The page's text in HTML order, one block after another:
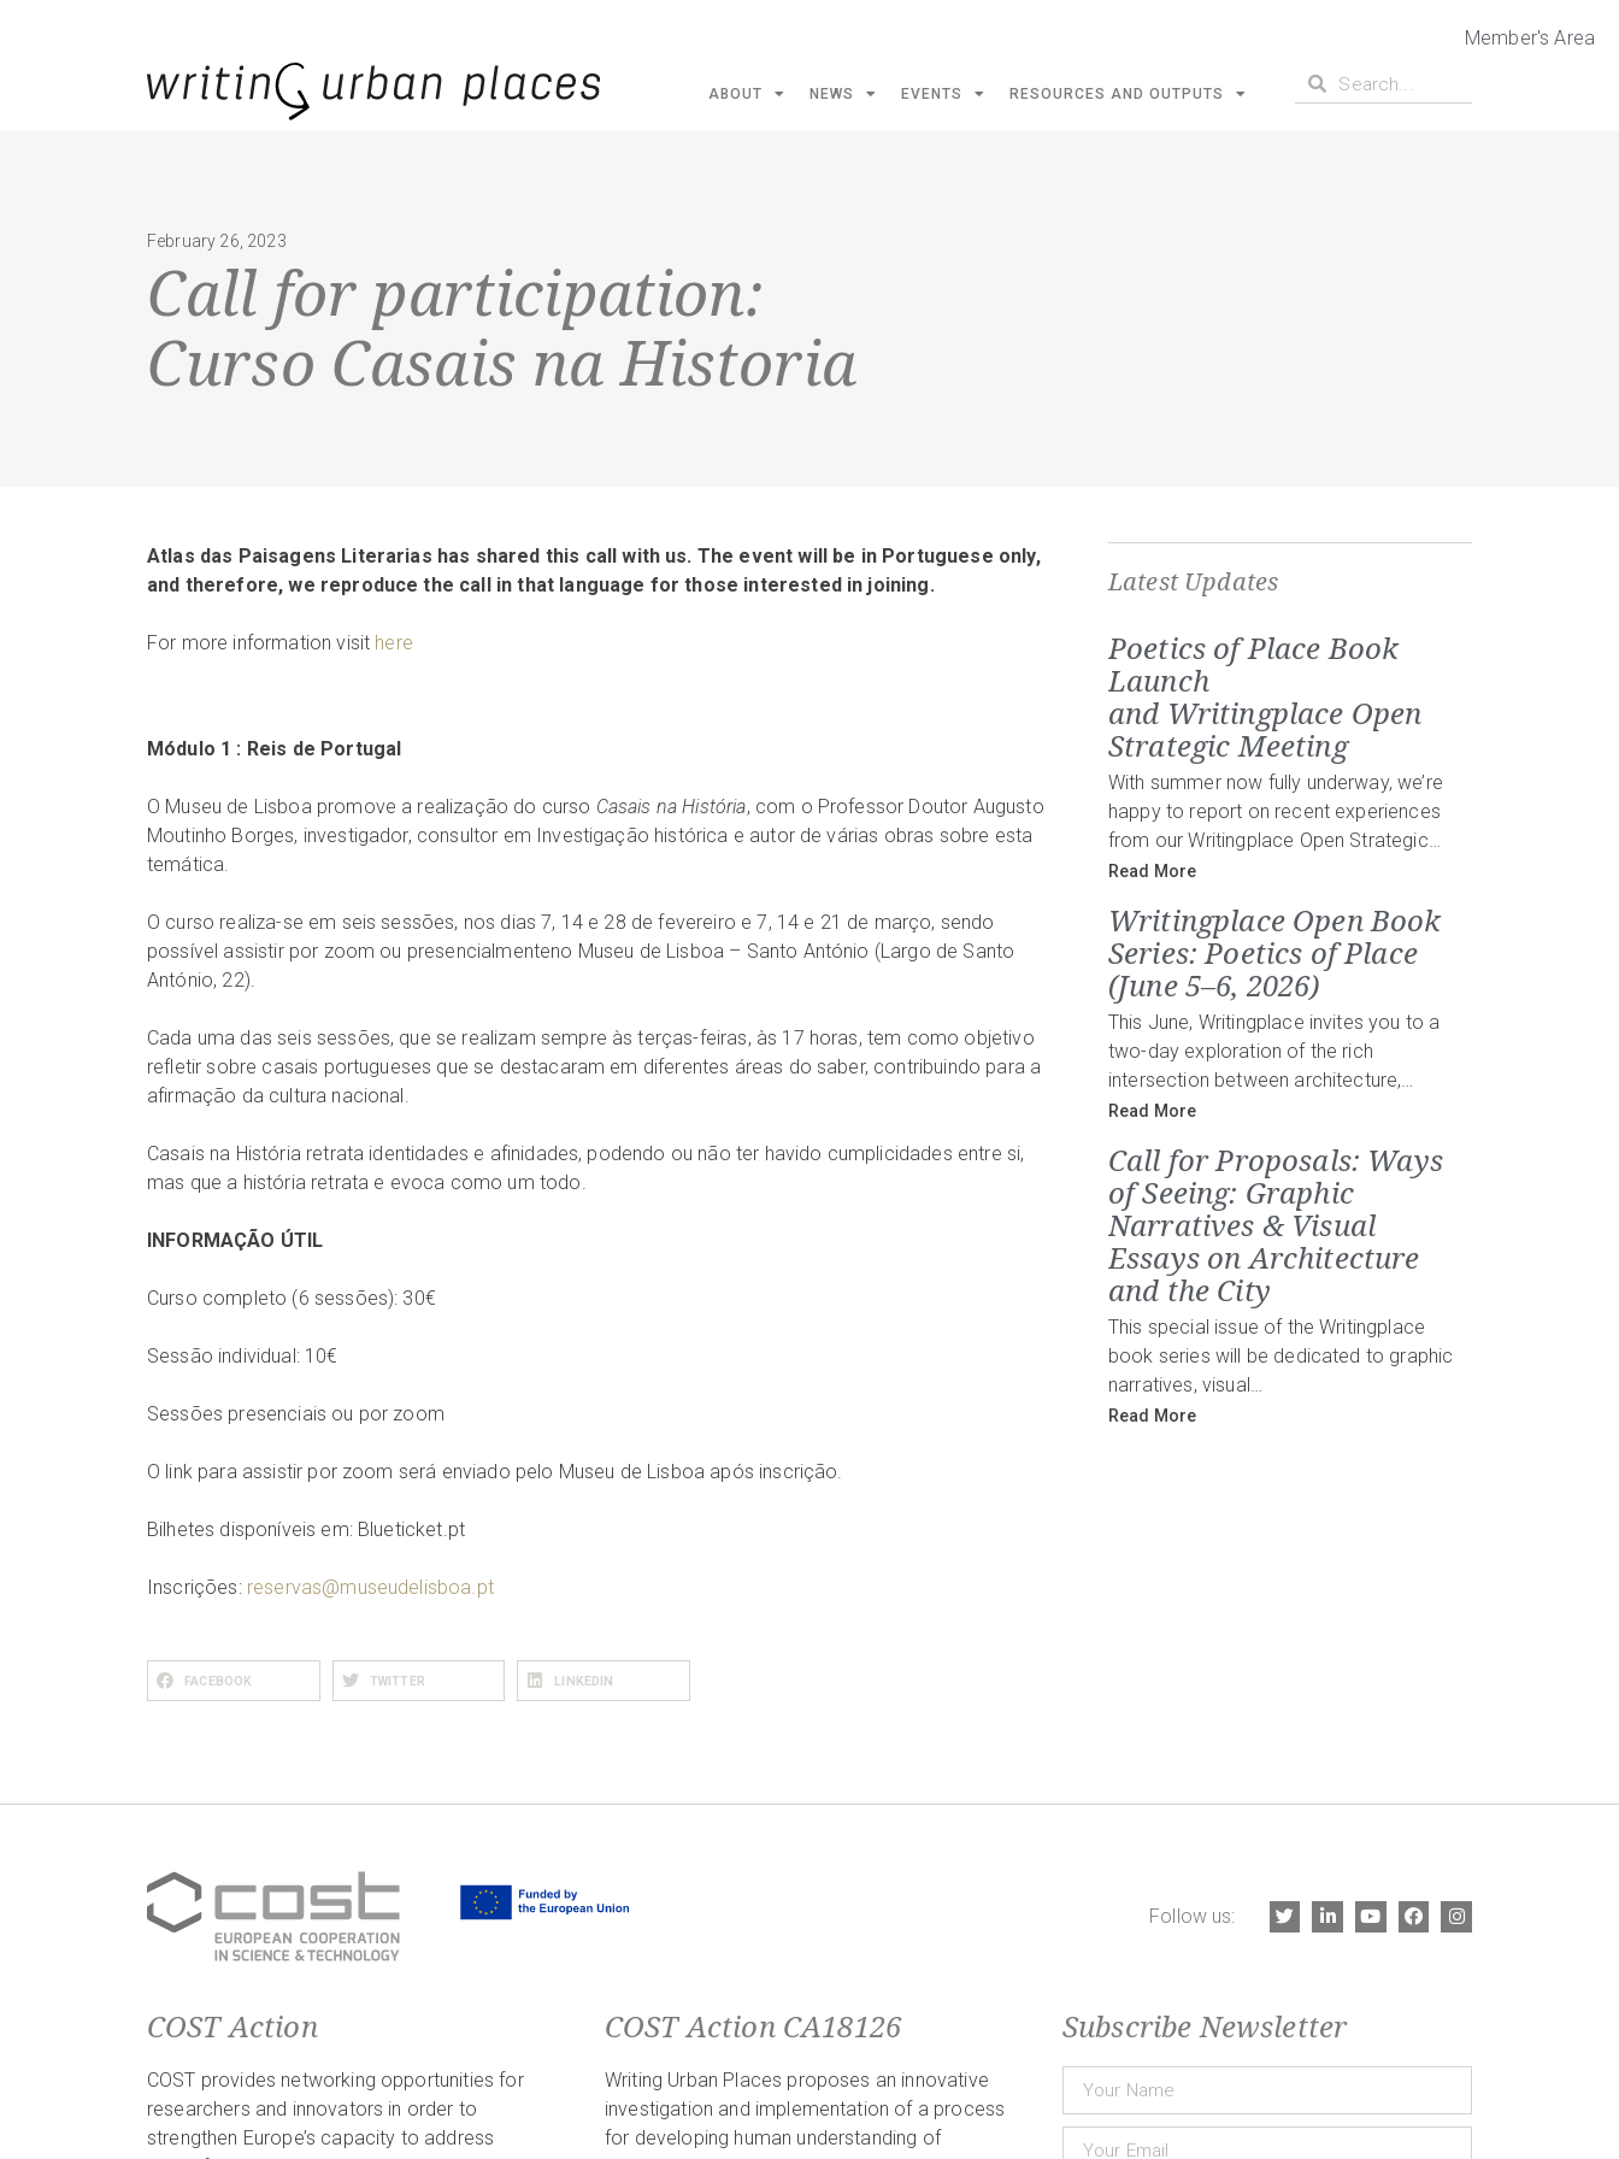
Member's Area
ABOUT NEWS EVENTS RESOURCES AND OUTPUTS
February 26, 2023
Call for participation:
Curso Casais na Historia
Atlas das Paisagens Literarias has shared this call with us. The event will be in Portuguese only,
and therefore, we reproduce the call in that language for those interested in joining.
For more information visit here
Módulo 1 : Reis de Portugal
O Museu de Lisboa promove a realização do curso Casais na História, com o Professor Doutor Augusto
Moutinho Borges, investigador, consultor em Investigação histórica e autor de várias obras sobre esta
temática.
O curso realiza-se em seis sessões, nos dias 7, 14 e 28 de fevereiro e 7, 14 e 21 de março, sendo
possível assistir por zoom ou presencialmenteno Museu de Lisboa – Santo António (Largo de Santo
António, 22).
Cada uma das seis sessões, que se realizam sempre às terças-feiras, às 17 horas, tem como objetivo
refletir sobre casais portugueses que se destacaram em diferentes áreas do saber, contribuindo para a
afirmação da cultura nacional.
Casais na História retrata identidades e afinidades, podendo ou não ter havido cumplicidades entre si,
mas que a história retrata e evoca como um todo.
INFORMAÇÃO ÚTIL
Curso completo (6 sessões): 30€
Sessão individual: 10€
Sessões presenciais ou por zoom
O link para assistir por zoom será enviado pelo Museu de Lisboa após inscrição.
Bilhetes disponíveis em: Blueticket.pt
Inscrições: reservas@museudelisboa.pt
FACEBOOK TWITTER LINKEDIN
Latest Updates
Poetics of Place Book
Launch
and Writingplace Open
Strategic Meeting
With summer now fully underway, we’re
happy to report on recent experiences
from our Writingplace Open Strategic…
Read More
Writingplace Open Book
Series: Poetics of Place
(June 5–6, 2026)
This June, Writingplace invites you to a
two-day exploration of the rich
intersection between architecture,…
Read More
Call for Proposals: Ways
of Seeing: Graphic
Narratives & Visual
Essays on Architecture
and the City
This special issue of the Writingplace
book series will be dedicated to graphic
narratives, visual…
Read More
Follow us:
COST Action
COST provides networking opportunities for
researchers and innovators in order to
strengthen Europe’s capacity to address
COST Action CA18126
Writing Urban Places proposes an innovative
investigation and implementation of a process
for developing human understanding of
Subscribe Newsletter